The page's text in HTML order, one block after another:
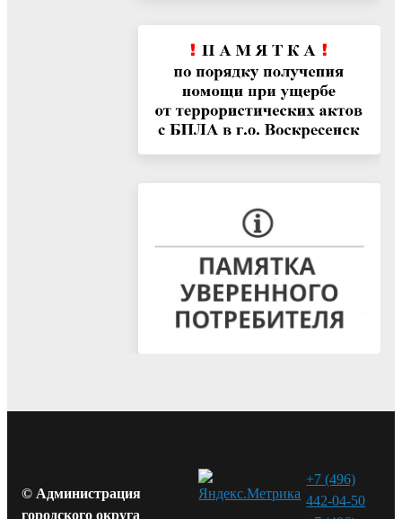
© Администрация
городского округа
+7 (496)
442-04-50